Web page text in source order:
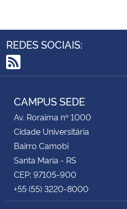
REDES SOCIAIS:
RSS
CAMPUS SEDE
Av. Roraima nº 1000
Cidade Universitária
Bairro Camobi
Santa Maria - RS
CEP: 97105-900
+55 (55) 3220-8000